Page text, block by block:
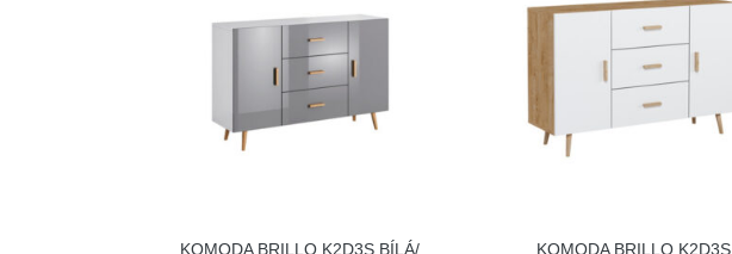
KOMODA BRILLO K2D3S BÍLÁ/
KOMODA BRILLO K2D3S